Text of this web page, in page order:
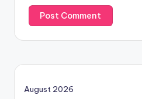
August 2026